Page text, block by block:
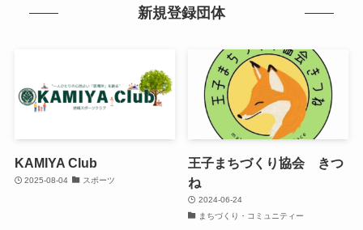
新規登録団体
KAMIYA Club
2025-08-04 スポーツ
王子まちづくり協会 きつ
ね
2024-06-24
まちづくり・コミュニティー